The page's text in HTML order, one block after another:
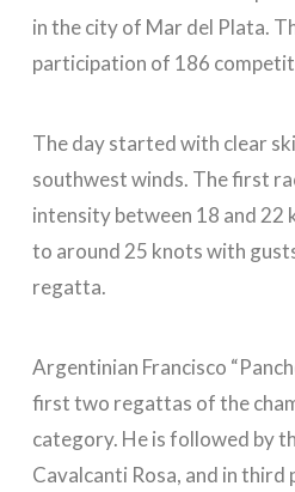
in the city of Mar del Plata.
participation of 186
The day started with clear
southwest winds. The first
intensity between 18 and 22
to around 25 knots with
regatta.
Argentinian Francisco
first two regattas of the
category. He is followed by
Cavalcanti Rosa, and in third